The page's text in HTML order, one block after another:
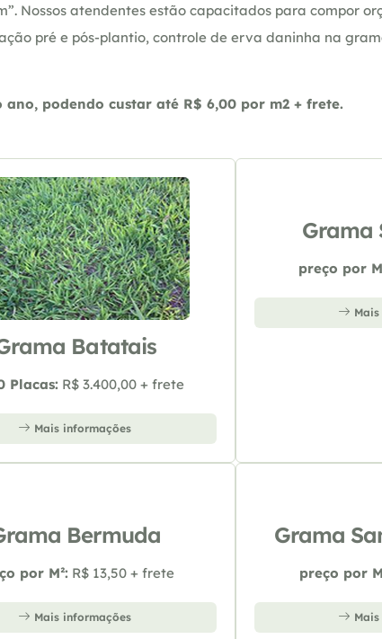
Nossos atendentes estão capacitados para compor
pré e pós-plantio, controle de erva daninha na
podendo custar até R$ 6,00 por m2 + frete.
Batatais
Placas: R$ 3.400,00 + frete
Mais informações
Grama
preço por
Bermuda
por M²: R$ 13,50 + frete
Mais informações
Grama
preço por